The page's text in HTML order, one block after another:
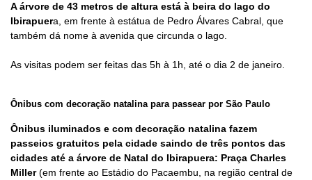
A árvore de 43 metros de altura está à beira do lago do
Ibirapuera, em frente à estátua de Pedro Álvares Cabral, que
também dá nome à avenida que circunda o lago.
As visitas podem ser feitas das 5h à 1h, até o dia 2 de janeiro.
Ônibus com decoração natalina para passear por São Paulo
Ônibus iluminados e com decoração natalina fazem
passeios gratuitos pela cidade saindo de três pontos das
cidades até a árvore de Natal do Ibirapuera: Praça Charles
Miller(em frente ao Estádio do Pacaembu, na região central de